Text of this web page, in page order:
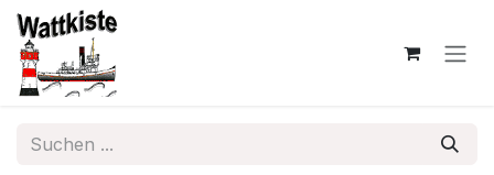
Zum Inhalt springen